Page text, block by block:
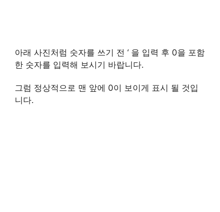
아래 사진처럼 숫자를 쓰기 전 ‘ 을 입력 후 0을 포함
한 숫자를 입력해 보시기 바랍니다.
그럼 정상적으로 맨 앞에 0이 보이게 표시 될 것입
니다.